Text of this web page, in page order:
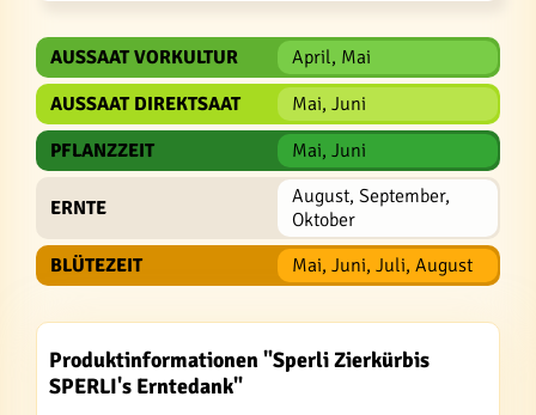
AUSSAAT VORKULTUR
April, Mai
AUSSAAT DIREKTSAAT
Mai, Juni
PFLANZZEIT
Mai, Juni
ERNTE
August, September,
Oktober
BLÜTEZEIT
Mai, Juni, Juli, August
Produktinformationen "Sperli Zierkürbis
SPERLI's Erntedank"